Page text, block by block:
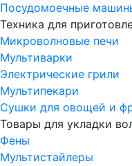
Посудомоечные
Техника для
Микроволновые печи
Мультиварки
Электрические грили
Мультипекари
Сушки для овощей и
Товары для укладки
Фены
Мультистайлеры